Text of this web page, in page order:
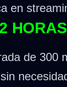
en
de 300